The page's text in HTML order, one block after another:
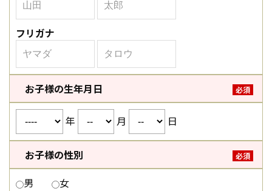
フリガナ
お子様の生年月日 必須
年 月 日
お子様の性別 必須
男
女